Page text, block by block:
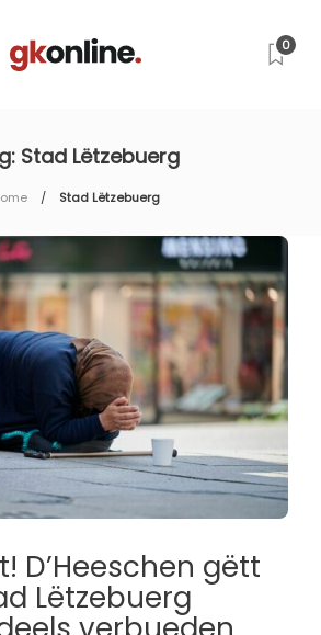
0
Stad Lëtzebuerg
Stad Lëtzebuerg
D’Heeschen gëtt
Lëtzebuerg